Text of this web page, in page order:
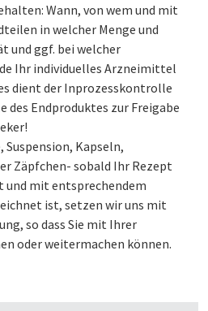
Wann, von wem und mit
in welcher Menge und
und ggf. bei welcher
Ihr individuelles Arzneimittel
dient der Inprozesskontrolle
des Endproduktes zur Freigabe
Suspension, Kapseln,
Zäpfchen- sobald Ihr Rezept
mit entsprechendem
ist, setzen wir uns mit
so dass Sie mit Ihrer
oder weitermachen können.